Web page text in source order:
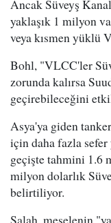
Ancak Süveyş
yaklaşık 1 milyon
veya kısmen yüklü
Bohl, "VLCC'ler
zorunda kalırsa
geçirebileceğini
Asya'ya giden
için daha fazla sefer
geçişte tahmini 1.6
milyon dolarlık
belirtiliyor.
Salah, meselenin